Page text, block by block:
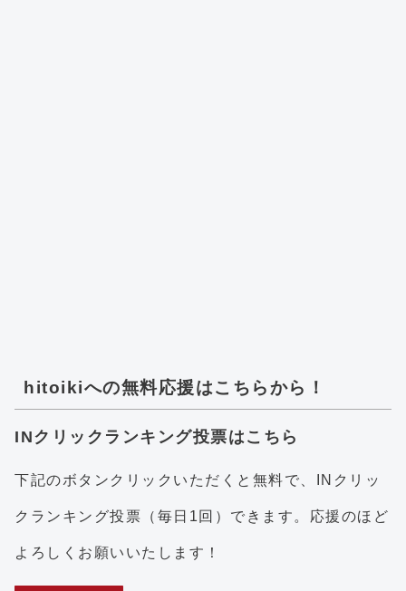
hitoikiへの無料応援はこちらから！
INクリックランキング投票はこちら
下記のボタンクリックいただくと無料で、INクリッ
クランキング投票（毎日1回）できます。応援のほど
よろしくお願いいたします！